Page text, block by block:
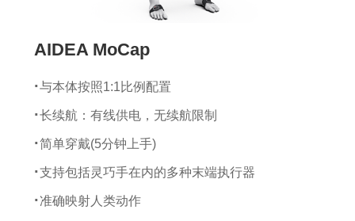
AIDEA MoCap
与本体按照1:1比例配置
长续航：有线供电，无续航限制
简单穿戴(5分钟上手)
支持包括灵巧手在内的多种末端执行器
准确映射人类动作